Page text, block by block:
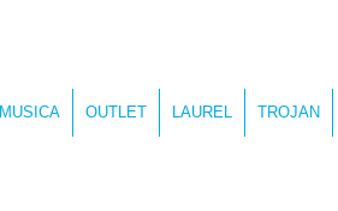
MUSICA OUTLET LAUREL TROJAN